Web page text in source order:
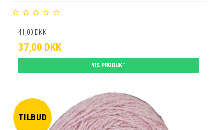
41,00 DKK
37,00 DKK
VIS PRODUKT
TILBUD